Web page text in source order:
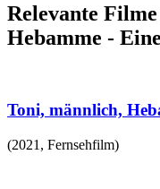
Relevante
Hebamme -
Toni, männlich,
(2021 , Fernsehfilm)